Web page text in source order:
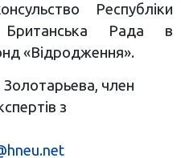
Республіки
Рада в
«Відродження».
Золотарьева, член
з